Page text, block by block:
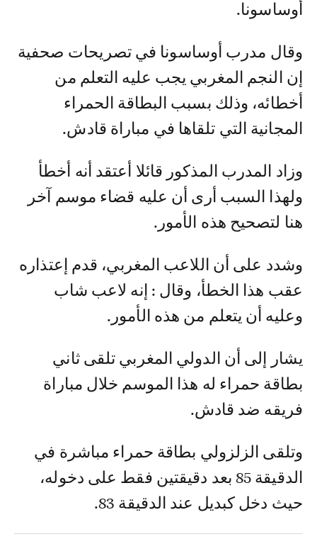
أوساسونا.
وقال مدرب أوساسونا في تصريحات صحفية
إن النجم المغربي يجب عليه التعلم من
أخطائه، وذلك بسبب البطاقة الحمراء
المجانية التي تلقاها في مباراة قادش.
وزاد المدرب المذكور قائلا أعتقد أنه أخطأ
ولهذا السبب أرى أن عليه قضاء موسم آخر
هنا لتصحيح هذه الأمور.
وشدد على أن اللاعب المغربي، قدم إعتذاره
عقب هذا الخطأ، وقال : إنه لاعب شاب
وعليه أن يتعلم من هذه الأمور.
يشار إلى أن الدولي المغربي تلقى ثاني
بطاقة حمراء له هذا الموسم خلال مباراة
فريقه ضد قادش.
وتلقى الزلزولي بطاقة حمراء مباشرة في
الدقيقة 85 بعد دقيقتين فقط على دخوله،
حيث دخل كبديل عند الدقيقة 83.